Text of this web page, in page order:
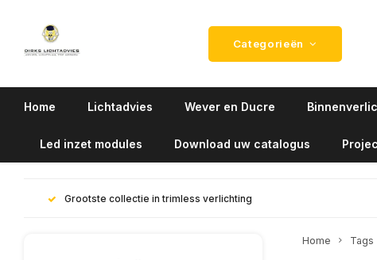
Categorieën
Home Lichtadvies Wever en Ducre
Led inzet modules Download uw catalogus
Grootste collectie in trimless verlichting
Home Tags